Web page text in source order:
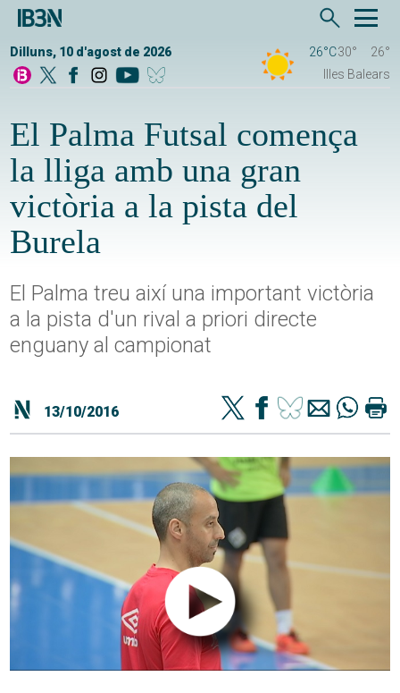
Dilluns, 10 d'agost de 2026 26°C30°
26°
Illes Balears
El Palma Futsal comença
la lliga amb una gran
victòria a la pista del
Burela
El Palma treu així una important victòria
a la pista d'un rival a priori directe
enguany al campionat
13/10/2016